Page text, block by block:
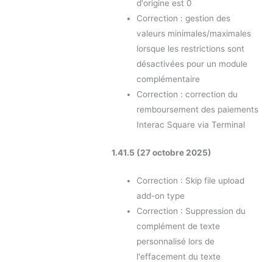
d'origine est 0
Correction : gestion des
valeurs minimales/maximales
lorsque les restrictions sont
désactivées pour un module
complémentaire
Correction : correction du
remboursement des paiements
Interac Square via Terminal
1.41.5 (27 octobre 2025)
Correction : Skip file upload
add-on type
Correction : Suppression du
complément de texte
personnalisé lors de
l'effacement du texte